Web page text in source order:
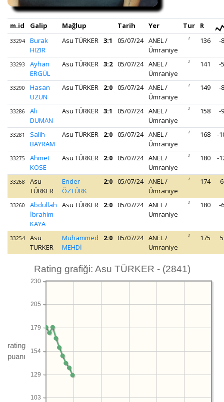
m.id Galip Mağlup Tarih Yer Tur R
33294
Burak
HIZIR
Asu TÜRKER 3:1 05/07/24 ANEL /
Ümraniye
1 136 -8
33293
Ayhan
ERGÜL
Asu TÜRKER 3:2 05/07/24 ANEL /
Ümraniye
1 141 -5
33290
Hasan
UZUN
Asu TÜRKER 2:0 05/07/24 ANEL /
Ümraniye
1 149 -8
33286
Ali
DUMAN
Asu TÜRKER 3:1 05/07/24 ANEL /
Ümraniye
1 158 -9
33281
Salih
BAYRAM
Asu TÜRKER 2:0 05/07/24 ANEL /
Ümraniye
1 168 -
33275
Ahmet
KÖSE
Asu TÜRKER 2:0 05/07/24 ANEL /
Ümraniye
1 180 -
33268
Asu
TÜRKER
Ender
ÖZTÜRK
2:0 05/07/24 ANEL /
Ümraniye
1 174 6
33260
Abdullah
İbrahim
KAYA
Asu TÜRKER 2:0 05/07/24 ANEL /
Ümraniye
1 180 -6
33254
Asu
TÜRKER
Muhammed
MEHDİ
2:0 05/07/24 ANEL /
Ümraniye
1 175 5
Rating grafiği: Asu TÜRKER - (2841)
rating
puanı
103
129
154
179
205
230